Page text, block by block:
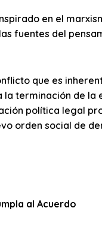
en el
fuentes del
que es
la terminación de
política legal
orden social de
al Acuerdo